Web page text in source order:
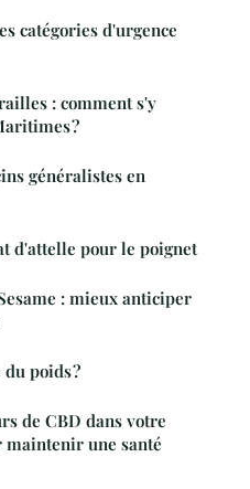
catégories d'urgence
: comment s'y
?
généralistes en
d'attelle pour le poignet
: mieux anticiper
poids ?
de CBD dans votre
une santé